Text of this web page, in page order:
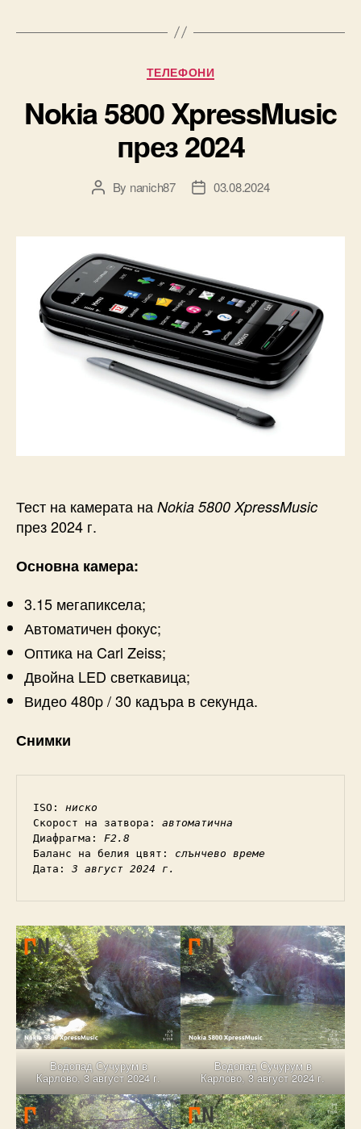
Categories
ТЕЛЕФОНИ
Nokia 5800 XpressMusic
през 2024
PostBy nanich87
Post03.08.2024
Тест на камерата на Nokia 5800 XpressMusic
през 2024 г.
Основна камера:
3.15 мегапиксела;
Автоматичен фокус;
Оптика на Carl Zeiss;
Двойна LED светкавица;
Видео 480p / 30 кадъра в секунда.
Снимки
ISO: ниско
Скорост на затвора: автоматична
Диафрагма: F2.8
Баланс на белия цвят: слънчево време
Дата: 3 август 2024 г.
Водопад Сучурум в
Карлово, 3 август 2024 г.
Водопад Сучурум в
Карлово, 3 август 2024 г.